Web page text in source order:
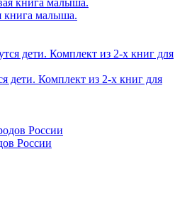
книга малыша.
дети. Комплект из 2-х книг для
России